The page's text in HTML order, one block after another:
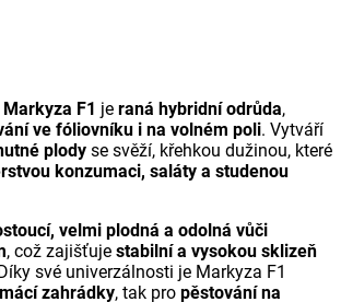
F1 je raná hybridní odrůda,
ve fóliovníku i na volném poli. Vytváří
plody se svěží, křehkou dužinou, které
konzumaci, saláty a studenou
velmi plodná a odolná vůči
, což zajišťuje stabilní a vysokou sklizeň
své univerzálnosti je Markyza F1
zahrádky, tak pro pěstování na